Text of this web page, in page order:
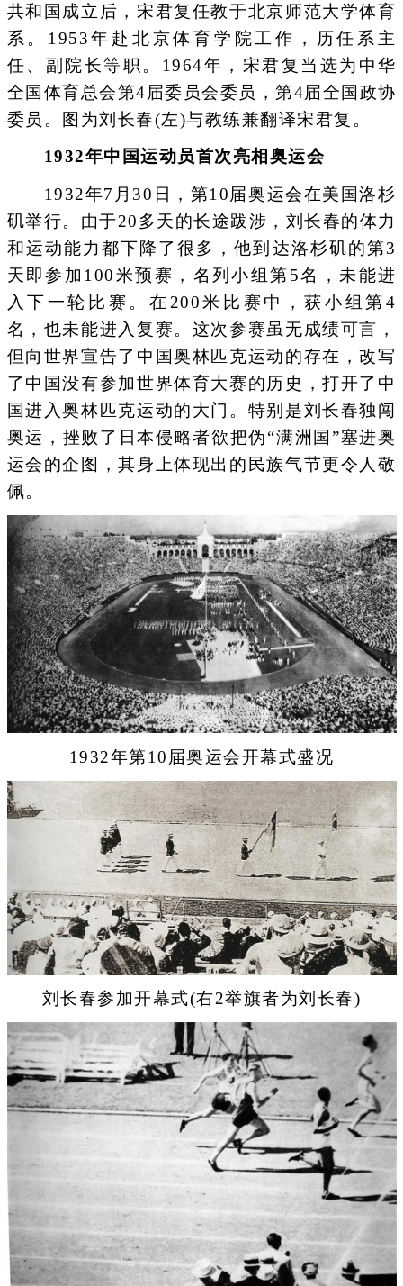
共和国成立后，宋君复任教于北京师范大学体育
系。1953年赴北京体育学院工作，历任系主
任、副院长等职。1964年，宋君复当选为中华
全国体育总会第4届委员会委员，第4届全国政协
委员。图为刘长春(左)与教练兼翻译宋君复。
1932年中国运动员首次亮相奥运会
1932年7月30日，第10届奥运会在美国洛杉
矶举行。由于20多天的长途跋涉，刘长春的体力
和运动能力都下降了很多，他到达洛杉矶的第3
天即参加100米预赛，名列小组第5名，未能进
入下一轮比赛。在200米比赛中，获小组第4
名，也未能进入复赛。这次参赛虽无成绩可言，
但向世界宣告了中国奥林匹克运动的存在，改写
了中国没有参加世界体育大赛的历史，打开了中
国进入奥林匹克运动的大门。特别是刘长春独闯
奥运，挫败了日本侵略者欲把伪“满洲国”塞进奥
运会的企图，其身上体现出的民族气节更令人敬
佩。
1932年第10届奥运会开幕式盛况
刘长春参加开幕式(右2举旗者为刘长春)